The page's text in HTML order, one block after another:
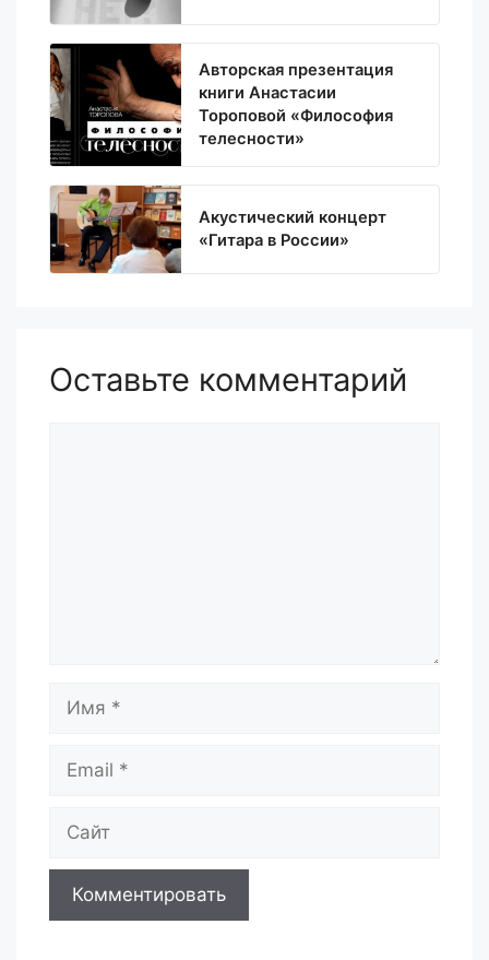
Авторская презентация
книги Анастасии
Тороповой «Философия
телесности»
Акустический концерт
«Гитара в России»
Оставьте комментарий